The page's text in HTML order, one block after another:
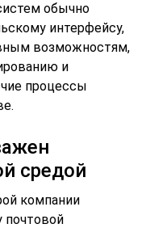
обычно
интерфейсу,
возможностям,
и
процессы
средой
компании
почтовой